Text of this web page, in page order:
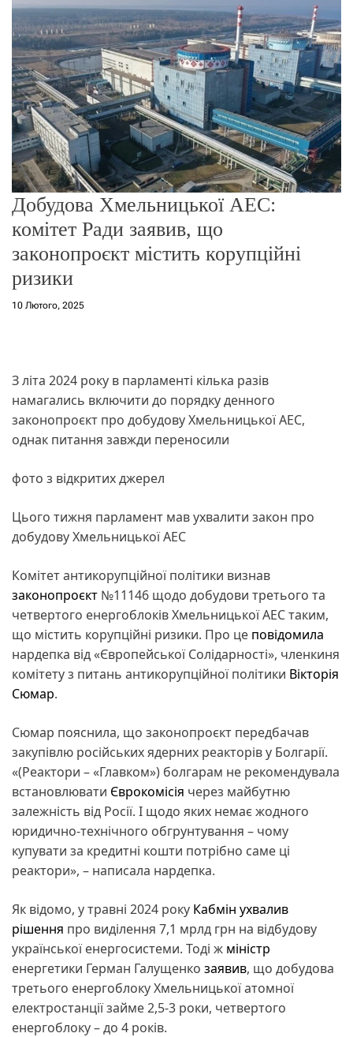
р
е
ж
и
м
у
Добудова Хмельницької АЕС:
комітет Ради заявив, що
законопроєкт містить корупційні
ризики
10 Лютого, 2025
З літа 2024 року в парламенті кілька разів
намагались включити до порядку денного
законопроєкт про добудову Хмельницької АЕС,
однак питання завжди переносили
фото з відкритих джерел
Цього тижня парламент мав ухвалити закон про
добудову Хмельницької АЕС
Комітет антикорупційної політики визнав
законопроєкт №11146 щодо добудови третього та
четвертого енергоблоків Хмельницької АЕС таким,
що містить корупційні ризики. Про це повідомила
нардепка від «Європейської Солідарності», членкиня
комітету з питань антикорупційної політики Вікторія
Сюмар.
Сюмар пояснила, що законопроєкт передбачав
закупівлю російських ядерних реакторів у Болгарії.
«(Реактори – «Главком») болгарам не рекомендувала
встановлювати Єврокомісія через майбутню
залежність від Росії. І щодо яких немає жодного
юридично-технічного обгрунтування – чому
купувати за кредитні кошти потрібно саме ці
реактори», – написала нардепка.
Як відомо, у травні 2024 року Кабмін ухвалив
рішення про виділення 7,1 мрлд грн на відбудову
української енергосистеми. Тоді ж міністр
енергетики Герман Галущенко заявив, що добудова
третього енергоблоку Хмельницької атомної
електростанції займе 2,5-3 роки, четвертого
енергоблоку – до 4 років.